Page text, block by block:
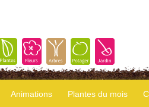
Animations Plantes du mois